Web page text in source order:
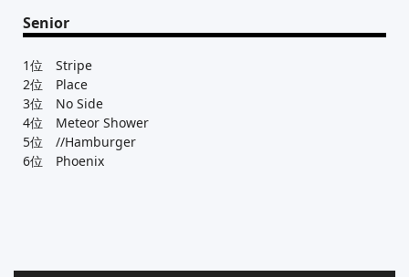
Senior
1位 Stripe
2位 Place
3位 No Side
4位 Meteor Shower
5位 //Hamburger
6位 Phoenix